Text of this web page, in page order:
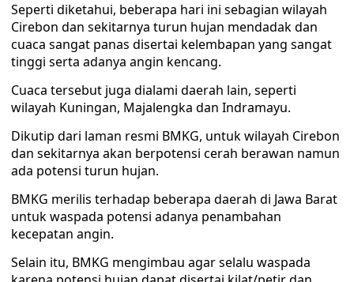
Seperti diketahui, beberapa hari ini sebagian wilayah
Cirebon dan sekitarnya turun hujan mendadak dan
cuaca sangat panas disertai kelembapan yang sangat
tinggi serta adanya angin kencang.
Cuaca tersebut juga dialami daerah lain, seperti
wilayah Kuningan, Majalengka dan Indramayu.
Dikutip dari laman resmi BMKG, untuk wilayah Cirebon
dan sekitarnya akan berpotensi cerah berawan namun
ada potensi turun hujan.
BMKG merilis terhadap beberapa daerah di Jawa Barat
untuk waspada potensi adanya penambahan
kecepatan angin.
Selain itu, BMKG mengimbau agar selalu waspada